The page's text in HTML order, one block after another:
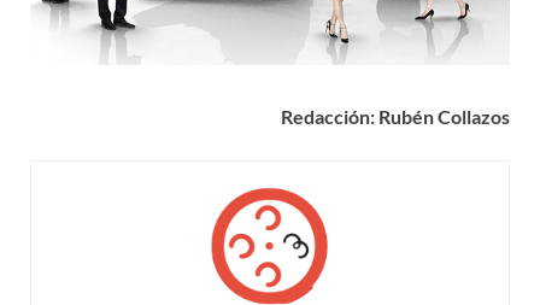
Redacción: Rubén Collazos